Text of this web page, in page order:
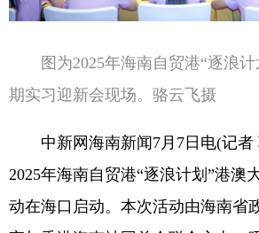
图为2025年海南自贸港“逐浪
期实习迎新会现场。骆云飞摄
中新网海南新闻7月7日电(记者
2025年海南自贸港“逐浪计划”港澳
动在海口启动。本次活动由海南省